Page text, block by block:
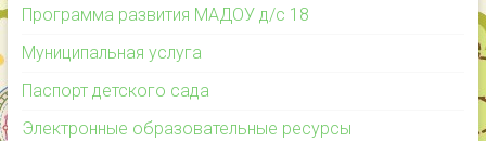
Программа развития МАДОУ д/с 18
Муниципальная услуга
Паспорт детского сада
Электронные образовательные ресурсы